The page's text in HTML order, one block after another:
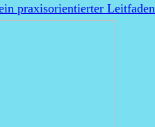
praxisorientierter Leitfaden